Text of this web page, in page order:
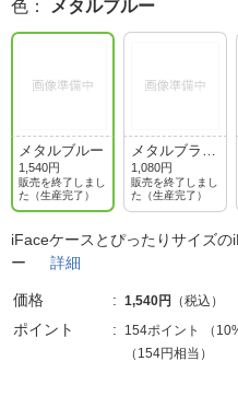
色 ： メタルブルー
メタルブルー
1,540円
販売を終了しまし
た（生産完了）
メタルブラッ
ク
1,080円
販売を終了しまし
た（生産完了）
iFaceケースとぴったりサイズ
ー 詳細
価格 1,540円 （税込）
ポイント 154ポイント （
（154円相当）